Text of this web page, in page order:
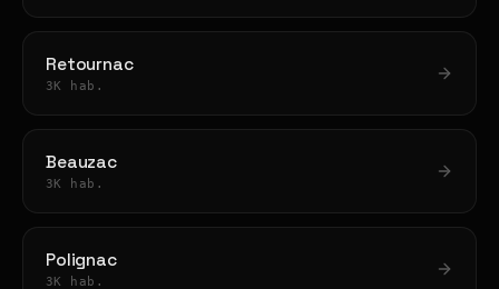
Retournac
3K hab.
Beauzac
3K hab.
Polignac
3K hab.